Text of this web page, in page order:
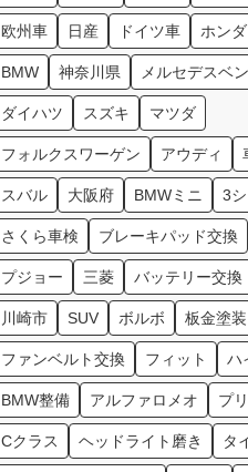
欧州車 日産 ドイツ車 ホンダ
BMW 神奈川県 メルセデスベ
ダイハツ スズキ マツダ
フォルクスワーゲン アウディ
スバル 大阪府 BMWミニ 3
さくら車検 ブレーキパッド交換
プジョー 三菱 バッテリー交換
川崎市 SUV ボルボ 板金塗装
ファンベルト交換 フィット ハ
BMW整備 アルファロメオ プ
Cクラス ヘッドライト磨き タ